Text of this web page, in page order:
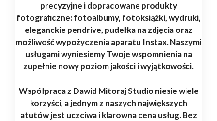
precyzyjne i dopracowane produkty
fotograficzne: fotoalbumy, fotoksiążki, wydruki,
eleganckie pendrive, pudełka na zdjęcia oraz
możliwość wypożyczenia aparatu Instax. Naszymi
usługami wyniesiemy Twoje wspomnienia na
zupełnie nowy poziom jakości i wyjątkowości.
Współpraca z Dawid Mitoraj Studio niesie wiele
korzyści, a jednym z naszych największych
atutów jest uczciwa i klarowna cena usług. Bez